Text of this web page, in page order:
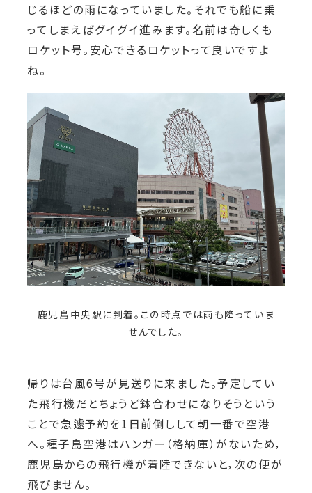
じるほどの雨になっていました。それでも船に乗
ってしまえばグイグイ進みます。名前は奇しくも
ロケット号。安心できるロケットって良いですよ
ね。
鹿児島中央駅に到着。この時点では雨も降っていま
せんでした。
帰りは台風6号が見送りに来ました。予定してい
た飛行機だとちょうど鉢合わせになりそうという
ことで急遽予約を1日前倒しして朝一番で空港
へ。種子島空港はハンガー（格納庫）がないため，
鹿児島からの飛行機が着陸できないと，次の便が
飛びません。